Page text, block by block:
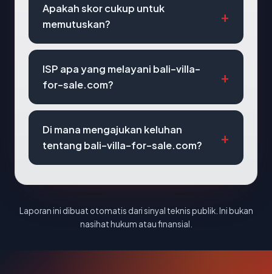
Apakah skor cukup untuk
memutuskan?
ISP apa yang melayani bali-villa-
for-sale.com?
Di mana mengajukan keluhan
tentang bali-villa-for-sale.com?
Laporan ini dibuat otomatis dari sinyal teknis publik. Ini bukan
nasihat hukum atau finansial.